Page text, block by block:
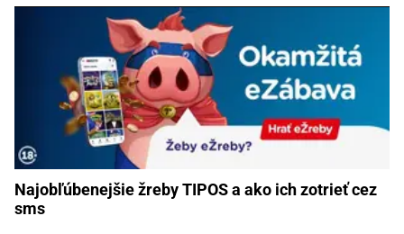
Najobľúbenejšie žreby TIPOS a ako ich zotrieť cez
sms